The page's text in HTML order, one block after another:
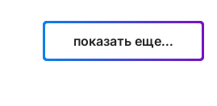
показать еще...